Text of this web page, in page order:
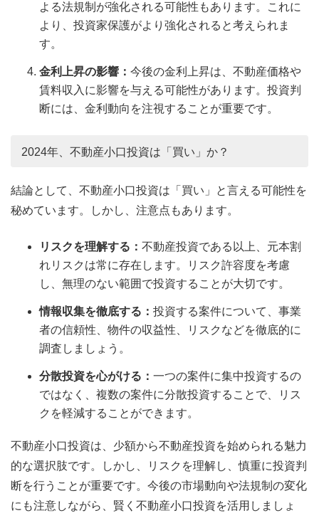
よる法規制が強化される可能性もあります。これに
より、投資家保護がより強化されると考えられま
す。
金利上昇の影響： 今後の金利上昇は、不動産価格や
賃料収入に影響を与える可能性があります。投資判
断には、金利動向を注視することが重要です。
2024年、不動産小口投資は「買い」か？
結論として、不動産小口投資は「買い」と言える可能性を
秘めています。しかし、注意点もあります。
リスクを理解する： 不動産投資である以上、元本割
れリスクは常に存在します。リスク許容度を考慮
し、無理のない範囲で投資することが大切です。
情報収集を徹底する： 投資する案件について、事業
者の信頼性、物件の収益性、リスクなどを徹底的に
調査しましょう。
分散投資を心がける： 一つの案件に集中投資するの
ではなく、複数の案件に分散投資することで、リス
クを軽減することができます。
不動産小口投資は、少額から不動産投資を始められる魅力
的な選択肢です。しかし、リスクを理解し、慎重に投資判
断を行うことが重要です。今後の市場動向や法規制の変化
にも注意しながら、賢く不動産小口投資を活用しましょ